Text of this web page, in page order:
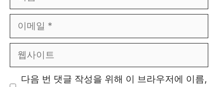
름
메
사
다음 번 댓글 작성을 위해 이 브라우저에 이름,